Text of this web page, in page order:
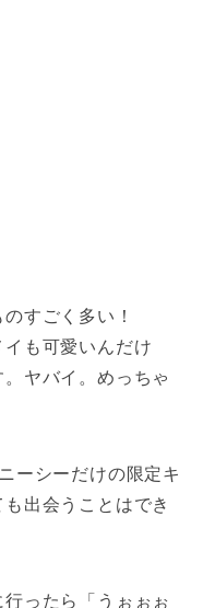
すごく多い！
も可愛いんだけ
ヤバイ。めっちゃ
ーシーだけの限定キ
出会うことはでき
ったら「うぉぉぉ